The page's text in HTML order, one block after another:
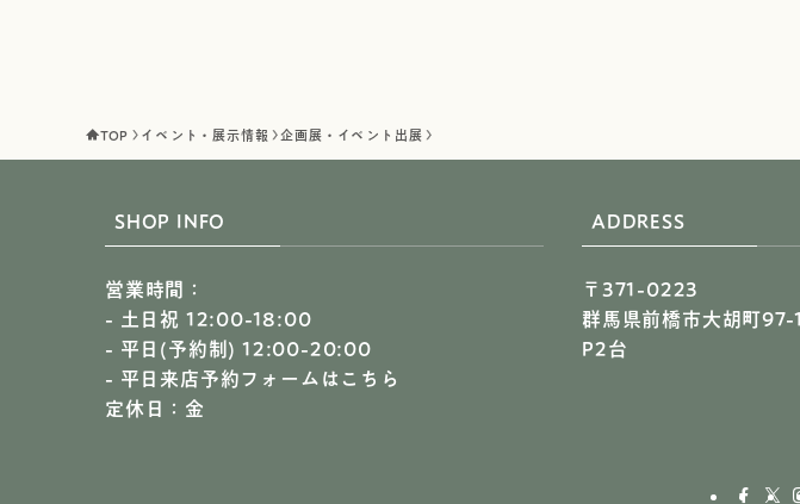
TOP イベント・展示情報 企画展・イベント出展
SHOP INFO
営業時間：
- 土日祝 12:00-18:00
- 平日(予約制) 12:00-20:00
- 平日来店予約フォームはこちら
定休日：金
ADDRESS
〒371-0223
群馬県前橋市大胡町97-1
P2台